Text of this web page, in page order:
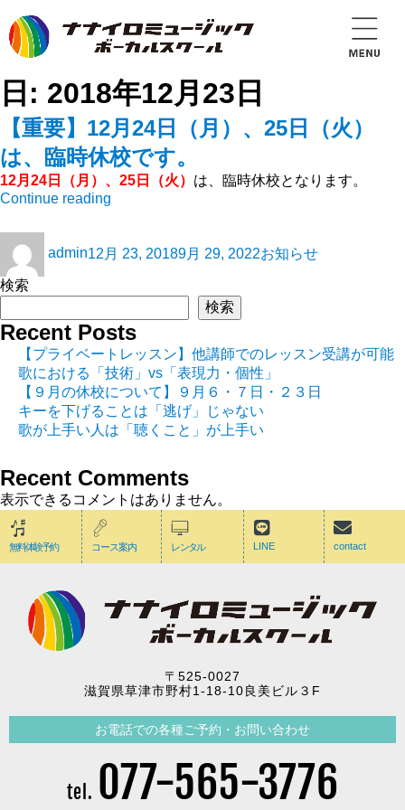
日: 2018年12月23日
【重要】12月24日（月）、25日（火）
は、臨時休校です。
12月 24 日（月）、 25 日（火） は、臨時休校となります。
Continue reading
admin12月 23, 20189月 29, 2022お知らせ
検索
検索
Recent Posts
【プライベートレッスン】他講師でのレッスン受講が可能
歌における「技術」vs「表現力・個性」
【９月の休校について】９月６・７日・２３日
キーを下げることは「逃げ」じゃない
歌が上手い人は「聴くこと」が上手い
Recent Comments
表示できるコメントはありません。
無料体験予約 コース案内 レンタル LINE contact
〒525-0027
滋賀県草津市野村1-18-10良美ビル３F
お電話での各種ご予約・お問い合わせ
tel. 077-565-3776